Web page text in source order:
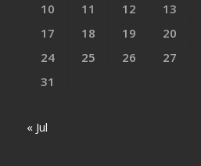
10
11 12 13
17
18 19 20
24
25 26 27
31
« Jul